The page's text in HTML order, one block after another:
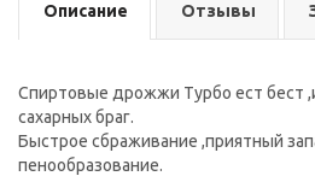
Описание Отзывы
Спиртовые дрожжи Турбо ест бест
сахарных браг.
Быстрое сбраживание ,приятный
пенообразование.